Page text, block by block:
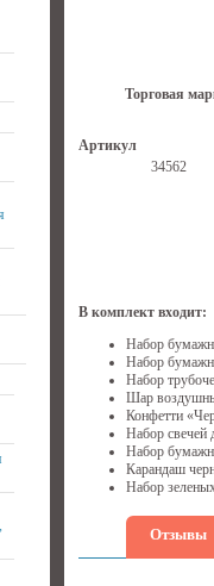
Торговая
Артикул
34562
В комплект входит:
Набор
Набор
Набор
Шар
Конфетти
Набор
Набор
Карандаш
Набор
Отзывы